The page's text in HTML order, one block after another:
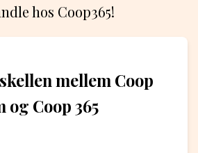
hos Coop365!
mellem Coop
og Coop 365